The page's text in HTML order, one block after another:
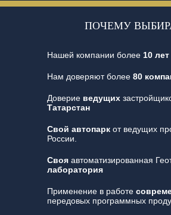
ПОЧЕМУ
Нашей компании более 10 лет
Нам доверяют более 80
Доверие ведущих
Татарстан
Свой автопаркот ведущих
России.
Свояавтоматизированная
лаборатория
Применение в работе
передовых программных